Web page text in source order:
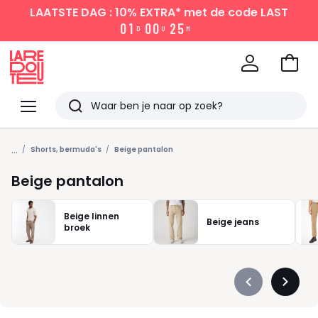
LAATSTE DAG : 10% EXTRA* met de code LAST
01 D 00 U 25 M
Menu
Redoute
Zoeken
Laatst
bekeken
Naar
... Shorts, bermuda's Beige pantalon
Beige pantalon
Beige linnen
broek
Beige jeans
Précédent